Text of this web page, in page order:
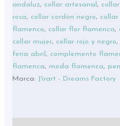
andaluz, collar artesanal,
rosa, collar cordón negro,
flamenco, collar flor flamenca,
collar mujer, collar rojo y negro,
feria abril, complemento
flamenca, moda flamenca,
Marca:
J'irart - Dreams Factory